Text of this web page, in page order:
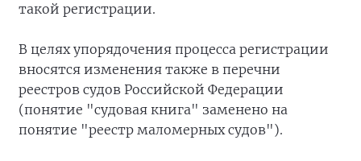
такой регистрации.
В целях упорядочения процесса регистрации
вносятся изменения также в перечни
реестров судов Российской Федерации
(понятие "судовая книга" заменено на
понятие "реестр маломерных судов").